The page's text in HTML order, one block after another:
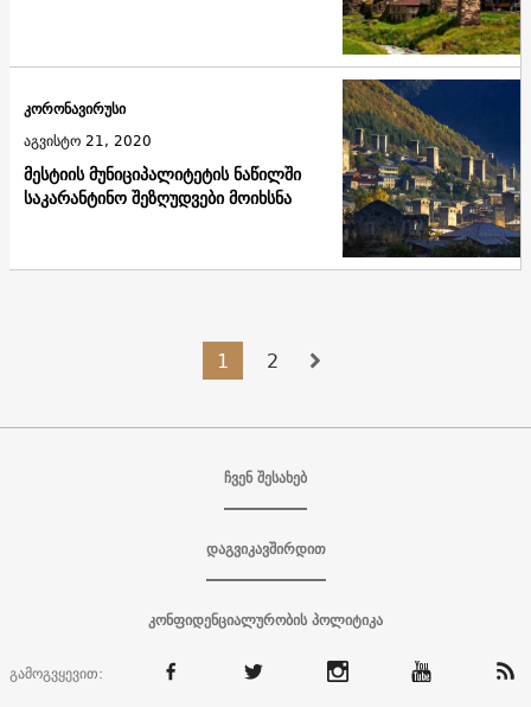
მესტიის მუნიციპალიტეტის ნაწილში
საკარანტინო შეზღუდვები მოიხსნა
კორონავირუსი
აგვისტო 21, 2020
1 2
ჩვენ შესახებ
დაგვიკავშირდით
კონფიდენციალურობის პოლიტიკა
გამოგვყევით: